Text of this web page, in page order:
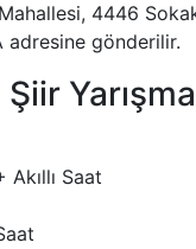
4446
adresine gönderilir.
Saat